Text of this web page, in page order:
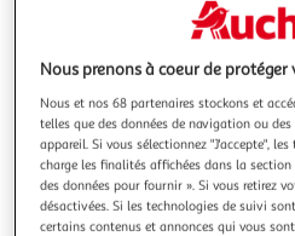
Nous prenons à coeur de protéger
Nous et nos 68 partenaires stockons et
telles que des données de navigation ou
appareil. Si vous sélectionnez "J'accepte",
charge les finalités affichées dans la
des données pour fournir ». Si vous retirez
désactivées. Si les technologies de suivi
certains contenus et annonces qui vous